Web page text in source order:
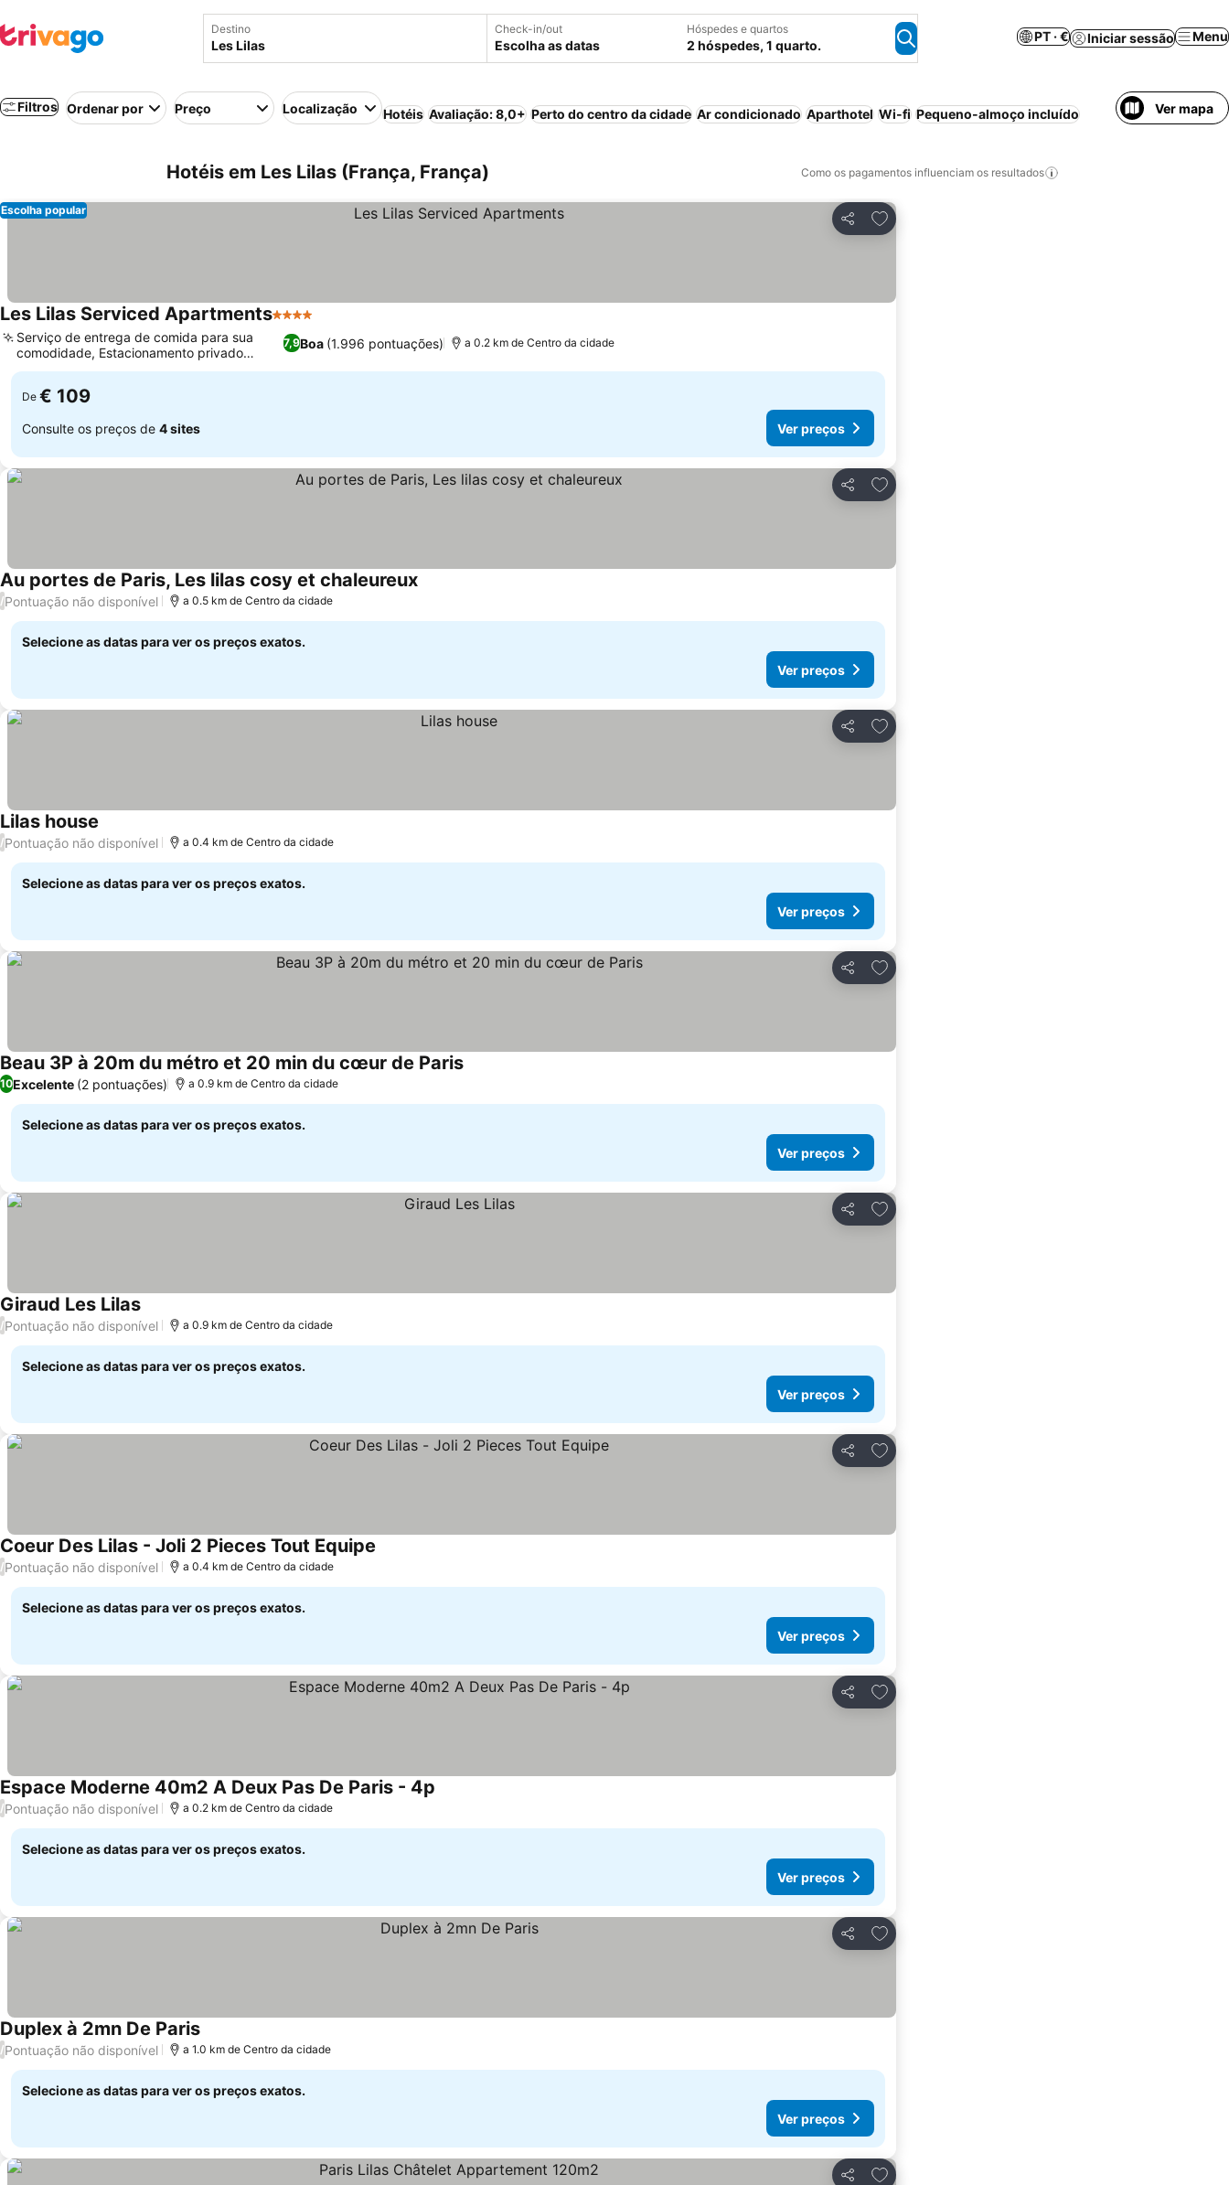
Destino Check-in/out
Escolha as datas
Hóspedes e quartos
2 hóspedes, 1 quarto.
PT · € Iniciar sessão Menu
Filtros Ordenar por Preço Localização Hotéis Avaliação: 8,0+ Perto do centro da cidade Ar condicionado Aparthotel Wi-fi Pequeno-almoço incluído Ver mapa
Hotéis em Les Lilas (França, França) Como os pagamentos influenciam os resultados
Partilhar
Adicionar aos favoritos
Escolha popular
Les Lilas Serviced Apartments4 Estrelas
7,9Boa (1.996 pontuações)
Serviço de entrega de comida para sua
comodidade, Estacionamento privado
conveniente
a 0.2 km de Centro da cidade
De € 109
Consulte os preços de 4 sites Ver preços
Partilhar
Adicionar aos favoritos
Au portes de Paris, Les lilas cosy et chaleureux
/Pontuação não disponível a 0.5 km de Centro da cidade
Selecione as datas para ver os preços exatos.
Ver preços
Partilhar
Adicionar aos favoritos
Lilas house
/Pontuação não disponível a 0.4 km de Centro da cidade
Selecione as datas para ver os preços exatos.
Ver preços
Partilhar
Adicionar aos favoritos
Beau 3P à 20m du métro et 20 min du cœur de Paris
10Excelente (2 pontuações) a 0.9 km de Centro da cidade
Selecione as datas para ver os preços exatos.
Ver preços
Partilhar
Adicionar aos favoritos
Giraud Les Lilas
/Pontuação não disponível a 0.9 km de Centro da cidade
Selecione as datas para ver os preços exatos.
Ver preços
Partilhar
Adicionar aos favoritos
Coeur Des Lilas - Joli 2 Pieces Tout Equipe
/Pontuação não disponível a 0.4 km de Centro da cidade
Selecione as datas para ver os preços exatos.
Ver preços
Partilhar
Adicionar aos favoritos
Espace Moderne 40m2 A Deux Pas De Paris - 4p
/Pontuação não disponível a 0.2 km de Centro da cidade
Selecione as datas para ver os preços exatos.
Ver preços
Partilhar
Adicionar aos favoritos
Duplex à 2mn De Paris
/Pontuação não disponível a 1.0 km de Centro da cidade
Selecione as datas para ver os preços exatos.
Ver preços
Adicionar aos favoritos